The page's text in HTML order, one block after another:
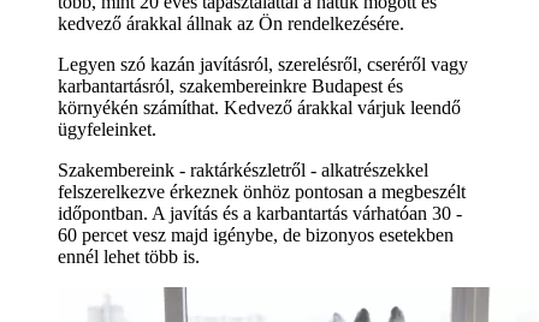
kedvező árakkal állnak az Ön rendelkezésére.
Legyen szó kazán javításról, szerelésről, cseréről vagy
karbantartásról, szakembereinkre Budapest és
környékén számíthat. Kedvező árakkal várjuk leendő
ügyfeleinket.
Szakembereink - raktárkészletről - alkatrészekkel
felszerelkezve érkeznek önhöz pontosan a megbeszélt
időpontban. A javítás és a karbantartás várhatóan 30 -
60 percet vesz majd igénybe, de bizonyos esetekben
ennél lehet több is.